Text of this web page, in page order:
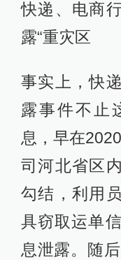
快递、电商
露“重灾区
事实上，快
露事件不止
息，早在
司河北省区
勾结，利用
具窃取运单
息泄露。随